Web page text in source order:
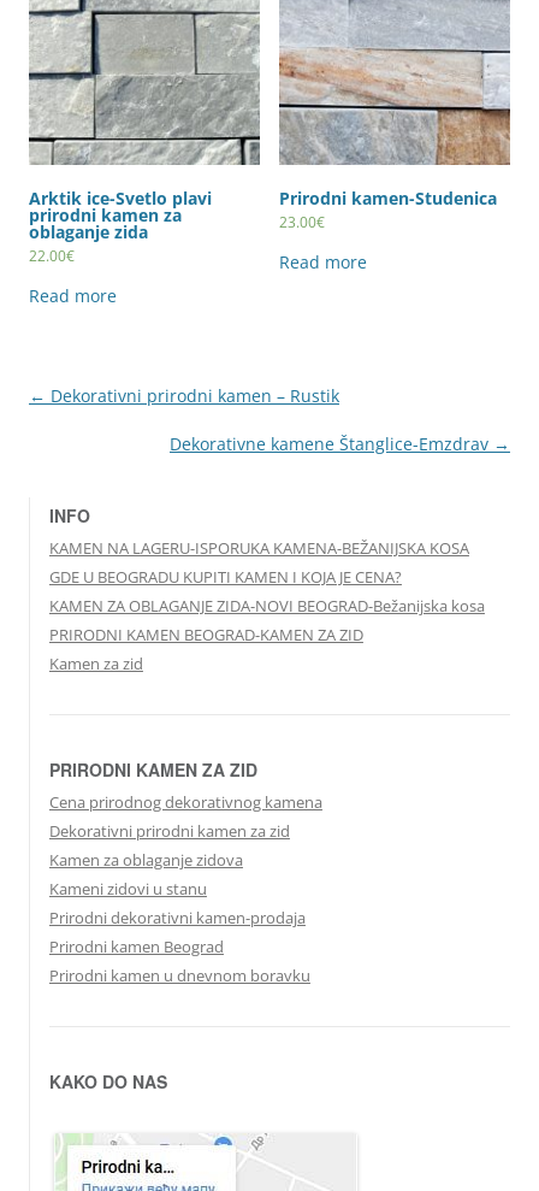
Arktik ice-Svetlo plavi
prirodni kamen za
oblaganje zida
22.00€
Read more
Prirodni kamen-Studenica
23.00€
Read more
← Dekorativni prirodni kamen – Rustik
Dekorativne kamene Štanglice-Emzdrav →
INFO
KAMEN NA LAGERU-ISPORUKA KAMENA-BEŽANIJSKA KOSA
GDE U BEOGRADU KUPITI KAMEN I KOJA JE CENA?
KAMEN ZA OBLAGANJE ZIDA-NOVI BEOGRAD-Bežanijska kosa
PRIRODNI KAMEN BEOGRAD-KAMEN ZA ZID
Kamen za zid
PRIRODNI KAMEN ZA ZID
Cena prirodnog dekorativnog kamena
Dekorativni prirodni kamen za zid
Kamen za oblaganje zidova
Kameni zidovi u stanu
Prirodni dekorativni kamen-prodaja
Prirodni kamen Beograd
Prirodni kamen u dnevnom boravku
KAKO DO NAS